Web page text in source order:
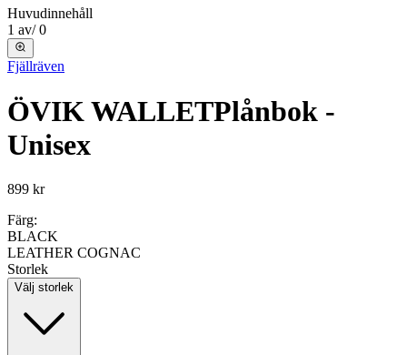
Huvudinnehåll
1 av/ 0
Fjällräven
ÖVIK WALLETPlånbok -
Unisex
899 kr
Färg:
BLACK
LEATHER COGNAC
Storlek
Välj storlek